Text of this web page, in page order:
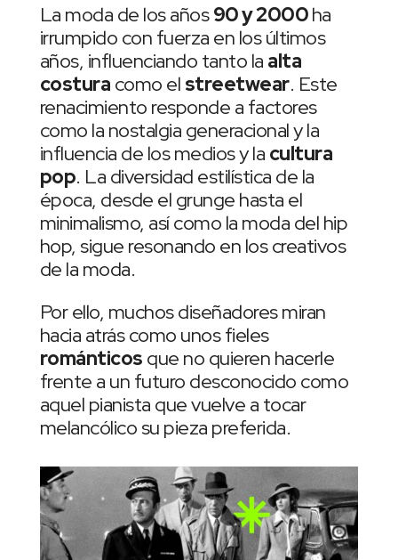
La moda de los años90 y 2000ha
irrumpido con fuerza en los últimos
años, influenciando tanto la alta
costura como el streetwear. Este
renacimiento responde a factores
como la nostalgia generacional y la
influencia de los medios y la cultura
pop. La diversidad estilística de la
época, desde el grunge hasta el
minimalismo, así como la moda del hip
hop, sigue resonando en los creativos
de la moda.
Por ello, muchos diseñadores miran
hacia atrás como unos fieles
románticos que no quieren hacerle
frente a un futuro desconocido como
aquel pianista que vuelve a tocar
melancólico su pieza preferida.